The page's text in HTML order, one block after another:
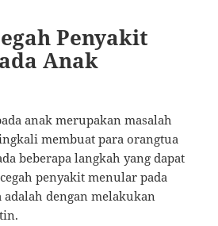
Penyakit
Anak
anak merupakan masalah
membuat para orangtua
beberapa langkah yang dapat
penyakit menular pada
adalah dengan melakukan